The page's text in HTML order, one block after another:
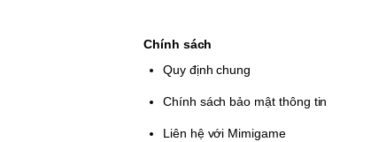
Chính sách
Quy định chung
Chính sách bảo mật thông tin
Liên hệ với Mimigame